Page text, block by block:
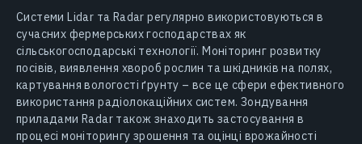
Системи Lidar та Radar регулярно використовуються в
сучасних фермерських господарствах як
сільськогосподарські технології. Моніторинг розвитку
посівів, виявлення хвороб рослин та шкідників на полях,
картування вологості ґрунту – все це сфери ефективного
використання радіолокаційних систем. Зондування
приладами Radar також знаходить застосування в
процесі моніторингу зрошення та оцінці врожайності